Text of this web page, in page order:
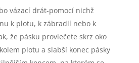
vázací drát-pomocí nichž
k plotu, k zábradlí nebo k
že pásku provlečete skrz oko
plotu a slabší konec pásky